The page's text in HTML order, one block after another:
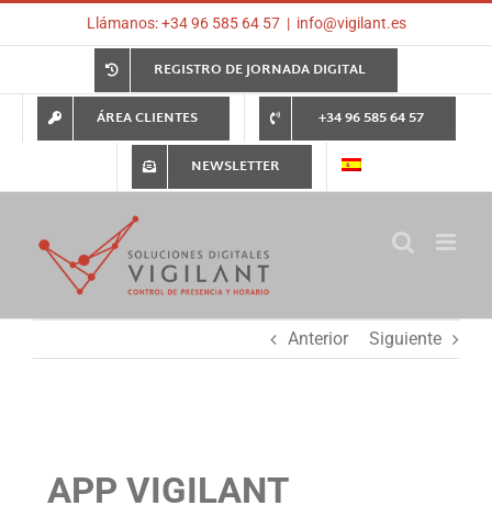
Llámanos: +34 96 585 64 57 | info@vigilant.es
REGISTRO DE JORNADA DIGITAL
ÁREA CLIENTES
+34 96 585 64 57
NEWSLETTER
Anterior Siguiente
APP VIGILANT